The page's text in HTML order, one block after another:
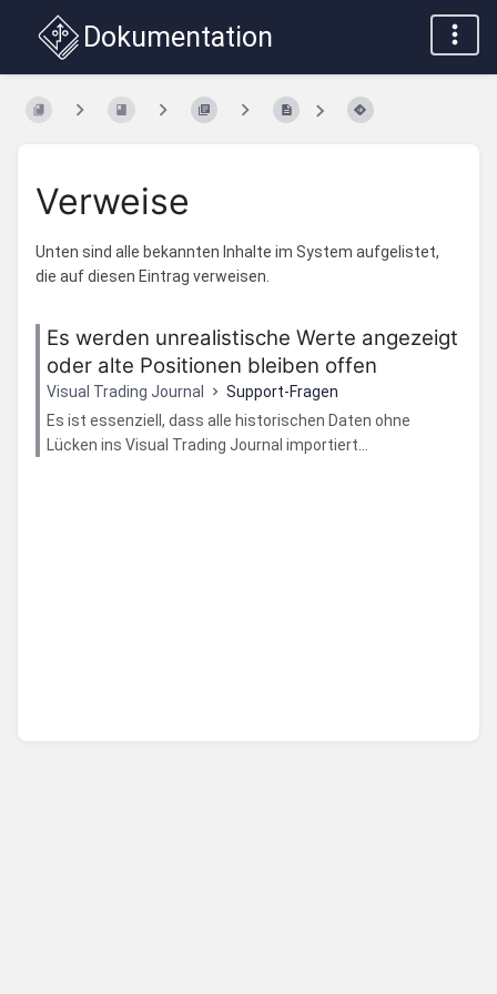
Dokumentation
Verweise
Unten sind alle bekannten Inhalte im System aufgelistet,
die auf diesen Eintrag verweisen.
Es werden unrealistische Werte angezeigt
oder alte Positionen bleiben offen
Visual Trading Journal
Support-Fragen
Es ist essenziell, dass alle historischen Daten ohne
Lücken ins Visual Trading Journal importiert...